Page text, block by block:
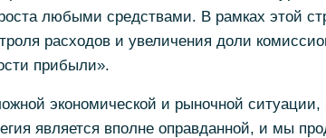
любыми средствами. В рамках этой
расходов и увеличения доли
прибыли».
экономической и рыночной ситуации,
является вполне оправданной, и мы